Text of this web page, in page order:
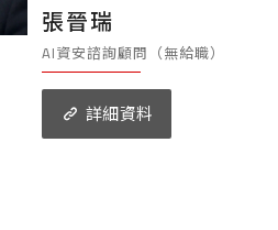
張晉瑞
AI資安諮詢顧問（無給職）
詳細資料